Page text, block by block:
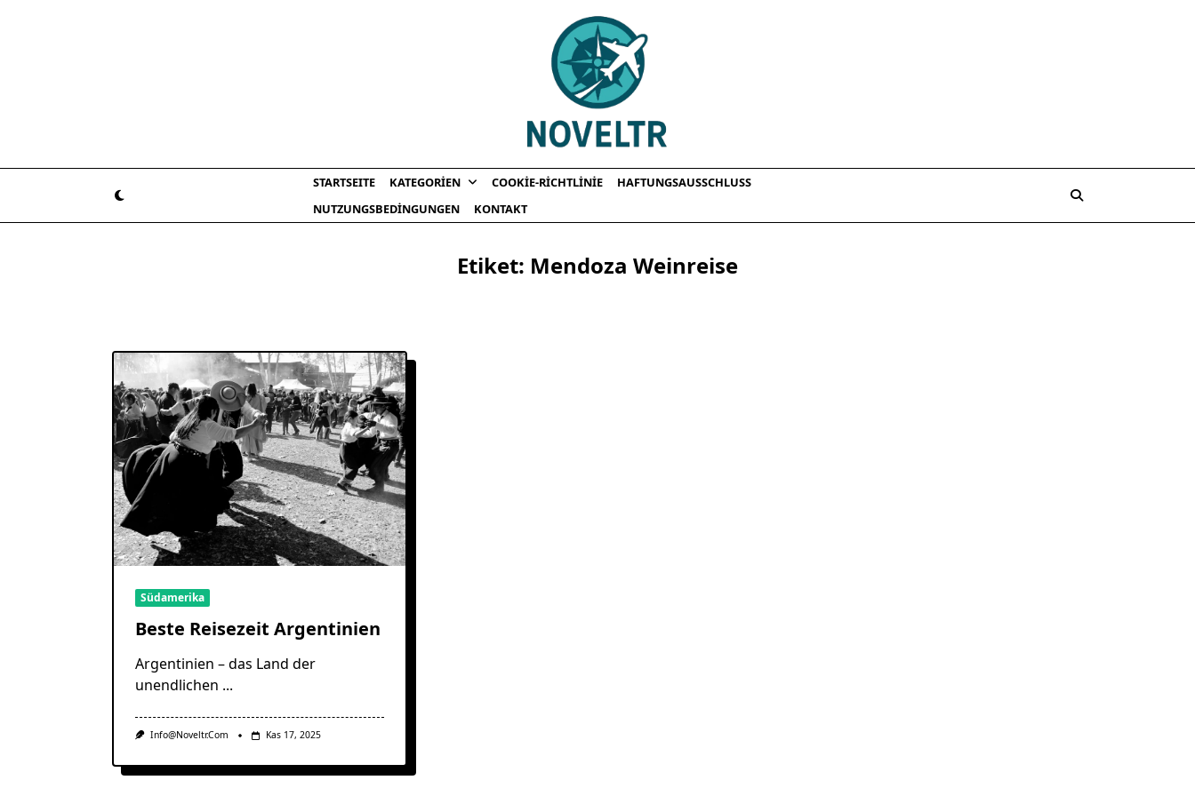
STARTSEITE KATEGORIEN COOKIE-RICHTLINIE
HAFTUNGSAUSSCHLUSS
NUTZUNGSBEDINGUNGEN
KONTAKT
Etiket: Mendoza Weinreise
Südamerika
Beste Reisezeit Argentinien
Argentinien – das Land der
unendlichen ...
Info@noveltr.com Kas 17, 2025